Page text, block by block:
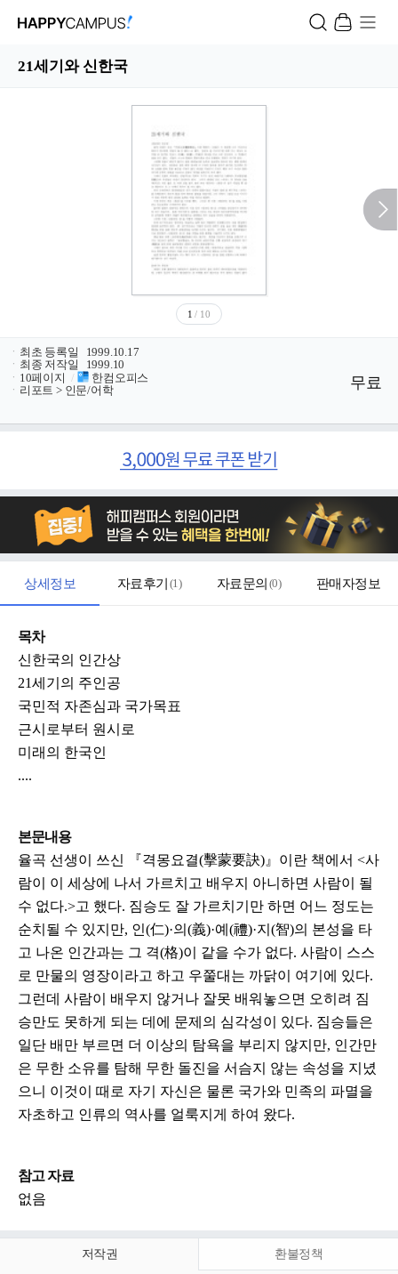
21세기와 신한국
1 / 10
ㆍ 최초 등록일
1999.10.17
ㆍ 최종 저작일
1999.10
ㆍ 10페이지 /
한컴오피스
ㆍ 리포트 > 인문/어학 무료
상세정보 자료후기 (1) 자료문의 (0) 판매자정보
목차
신한국의 인간상
21세기의 주인공
국민적 자존심과 국가목표
근시로부터 원시로
미래의 한국인
....
본문내용
율곡 선생이 쓰신 『격몽요결(擊蒙要訣)』이란 책에서 <사
람이 이 세상에 나서 가르치고 배우지 아니하면 사람이 될
수 없다.>고 했다. 짐승도 잘 가르치기만 하면 어느 정도는
순치될 수 있지만, 인(仁)·의(義)·예(禮)·지(智)의 본성을 타
고 나온 인간과는 그 격(格)이 같을 수가 없다. 사람이 스스
로 만물의 영장이라고 하고 우쭐대는 까닭이 여기에 있다.
그런데 사람이 배우지 않거나 잘못 배워놓으면 오히려 짐
승만도 못하게 되는 데에 문제의 심각성이 있다. 짐승들은
일단 배만 부르면 더 이상의 탐욕을 부리지 않지만, 인간만
은 무한 소유를 탐해 무한 돌진을 서슴지 않는 속성을 지녔
으니 이것이 때로 자기 자신은 물론 국가와 민족의 파멸을
자초하고 인류의 역사를 얼룩지게 하여 왔다.
참고 자료
없음
저작권 환불정책